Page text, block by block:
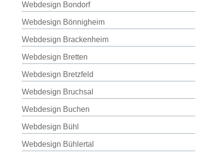
Webdesign Bondorf
Webdesign Bönnigheim
Webdesign Brackenheim
Webdesign Bretten
Webdesign Bretzfeld
Webdesign Bruchsal
Webdesign Buchen
Webdesign Bühl
Webdesign Bühlertal